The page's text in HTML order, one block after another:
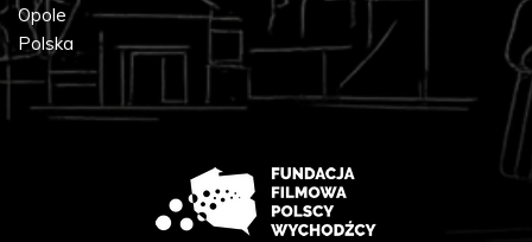
Opole
Polska